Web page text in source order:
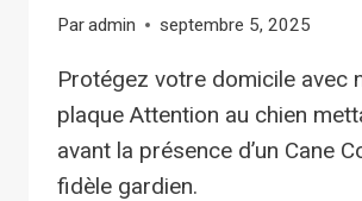
Paradmin septembre 5, 2025
Protégez votre domicile avec
plaque Attention au chien
avant la présence d’un Cane
fidèle gardien.